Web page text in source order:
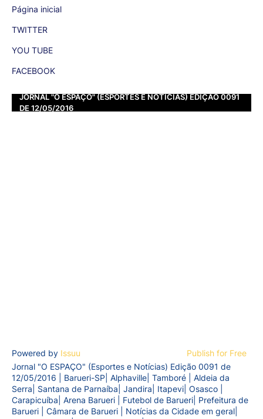
Página inicial
TWITTER
YOU TUBE
FACEBOOK
JORNAL "O ESPAÇO" (ESPORTES E NOTÍCIAS) EDIÇÃO 0091
DE 12/05/2016
Powered by Issuu
Publish for Free
Jornal "O ESPAÇO" (Esportes e Notícias) Edição 0091 de
12/05/2016 | Barueri-SP| Alphaville| Tamboré | Aldeia da
Serra| Santana de Parnaíba| Jandira| Itapevi| Osasco |
Carapicuíba| Arena Barueri | Futebol de Barueri| Prefeitura de
Barueri | Câmara de Barueri | Notícias da Cidade em geral|